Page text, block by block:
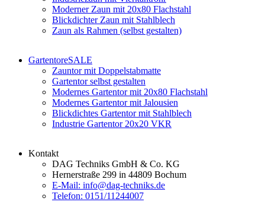
Moderner Zaun mit 20x80 Flachstahl
Blickdichter Zaun mit Stahlblech
Zaun als Rahmen (selbst gestalten)
GartentoreSALE
Zauntor mit Doppelstabmatte
Gartentor selbst gestalten
Modernes Gartentor mit 20x80 Flachstahl
Modernes Gartentor mit Jalousien
Blickdichtes Gartentor mit Stahlblech
Industrie Gartentor 20x20 VKR
Kontakt
DAG Techniks GmbH & Co. KG
Hernerstraße 299 in 44809 Bochum
E-Mail: info@dag-techniks.de
Telefon: 0151/11244007